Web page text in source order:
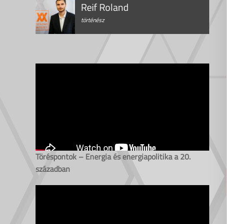
Reif Roland
történész
Töréspontok – Energia és energiapolitika a 20.
században